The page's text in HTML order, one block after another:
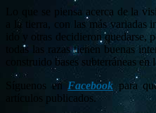
Lo que se piensa acerca de la
a la tierra, con las más variadas
ido y otras decidieron quedarse,
todas las razas tienen buenas
construido bases subterráneas
Síguenos en Facebook para
artículos publicados.